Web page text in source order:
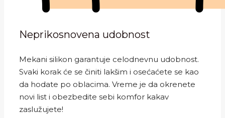
Neprikosnovena udobnost
Mekani silikon garantuje celodnevnu udobnost.
Svaki korak će se činiti lakšim i osećaćete se kao
da hodate po oblacima. Vreme je da okrenete
novi list i obezbedite sebi komfor kakav
zaslužujete!